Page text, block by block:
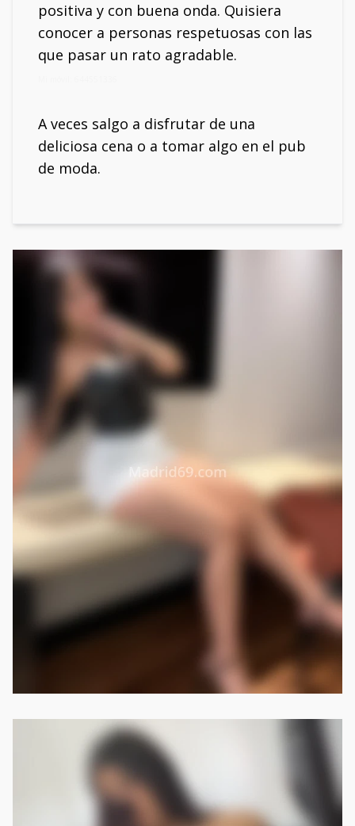
positiva y con buena onda. Quisiera
conocer a personas respetuosas con las
que pasar un rato agradable.
A veces salgo a disfrutar de una
deliciosa cena o a tomar algo en el pub
de moda.